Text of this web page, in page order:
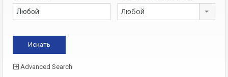
Любой
Advanced Search